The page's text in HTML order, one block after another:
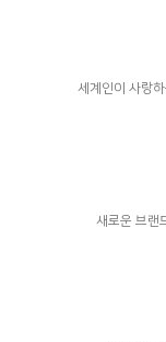
세계인이 사랑
새로운 브랜